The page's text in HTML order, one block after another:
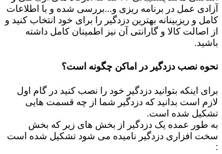
آزادی عمل در برنامه ریزی و...بررسی شده و با اطلاعات
کامل و ریزبینانه بهترین دزدگیر را برای خود انتخاب کنید و
از اصالت کالا و گارانتی آن نیز اطمینان کامل داشته
باشید.
نحوه نصب دزدگیر در اماکن چگونه است؟
برای اینکه بتوانید دزدگیر خود را نصب کنید در گام اول
لازم است بدانید که دزدگیر شما از چه قسمت هایی
تشکیل شده است.
به طور عمده یک دزدگیر از بخش های زیر که بخش
سخت افزاری دزدگیر نامیده می شود تشکیل شده است
: